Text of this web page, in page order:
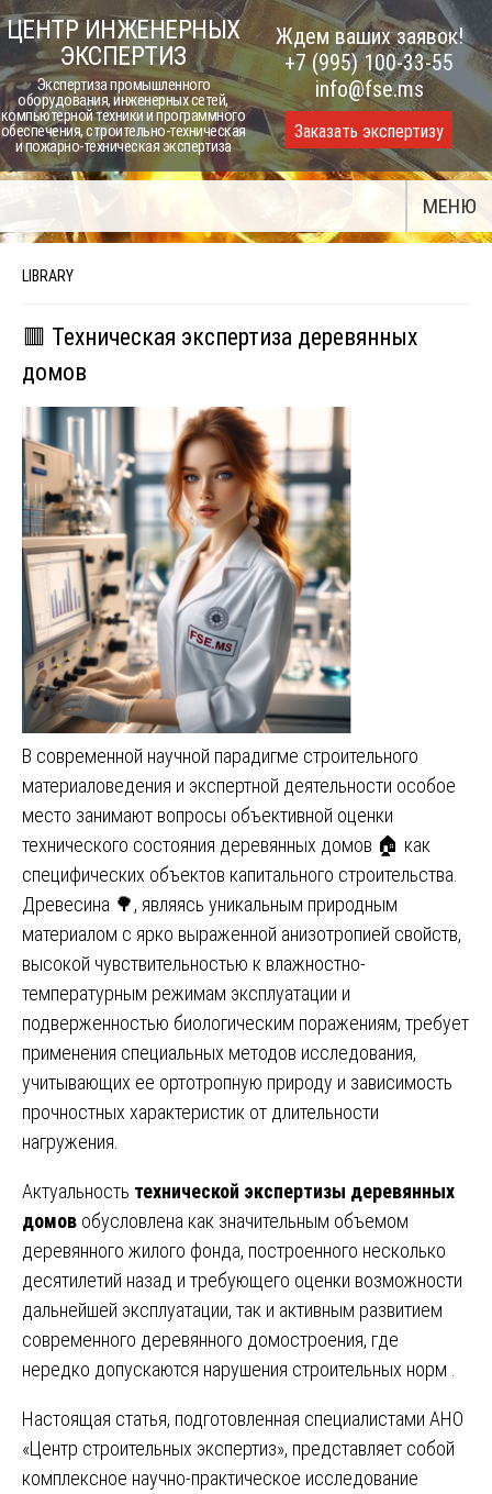
Skip
to
content
ЦЕНТР ИНЖЕНЕРНЫХ
ЭКСПЕРТИЗ
Экспертиза промышленного
оборудования, инженерных сетей,
компьютерной техники и программного
обеспечения, строительно-техническая
и пожарно-техническая экспертиза
Ждем ваших заявок!
+7 (995) 100-33-55
info@fse.ms
Заказать экспертизу
МЕНЮ
LIBRARY
🟥 Техническая экспертиза деревянных
домов
В современной научной парадигме строительного
материаловедения и экспертной деятельности особое
место занимают вопросы объективной оценки
технического состояния деревянных домов 🏠 как
специфических объектов капитального строительства.
Древесина 🌳, являясь уникальным природным
материалом с ярко выраженной анизотропией свойств,
высокой чувствительностью к влажностно-
температурным режимам эксплуатации и
подверженностью биологическим поражениям, требует
применения специальных методов исследования,
учитывающих ее ортотропную природу и зависимость
прочностных характеристик от длительности
нагружения.
Актуальность технической экспертизы деревянных
домов обусловлена как значительным объемом
деревянного жилого фонда, построенного несколько
десятилетий назад и требующего оценки возможности
дальнейшей эксплуатации, так и активным развитием
современного деревянного домостроения, где
нередко допускаются нарушения строительных норм .
Настоящая статья, подготовленная специалистами АНО
«Центр строительных экспертиз», представляет собой
комплексное научно-практическое исследование